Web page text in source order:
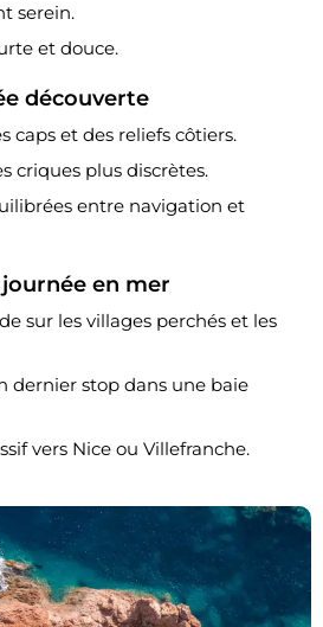
serein.
et douce.
découverte
caps et des reliefs côtiers.
criques plus discrètes.
entre navigation et
en mer
sur les villages perchés et les
dernier stop dans une baie
vers Nice ou Villefranche.